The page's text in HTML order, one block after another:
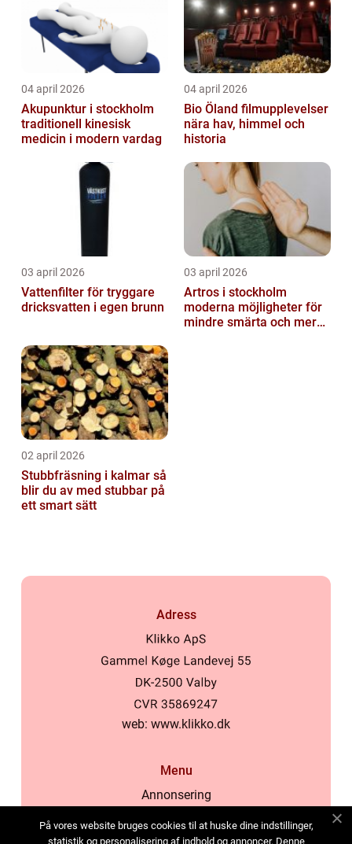
04 april 2026
Akupunktur i stockholm
traditionell kinesisk
medicin i modern vardag
04 april 2026
Bio Öland filmupplevelser
nära hav, himmel och
historia
03 april 2026
Vattenfilter för tryggare
dricksvatten i egen brunn
03 april 2026
Artros i stockholm
moderna möjligheter för
mindre smärta och mer
02 april 2026
Stubbfräsning i kalmar så
blir du av med stubbar på
ett smart sätt
Adress
web: www.klikko.dk
Menu
Annonsering
Cookies
På vores website bruges cookies til at huske dine indstillinger,
statistik og personalisering af indhold og annoncer. Denne